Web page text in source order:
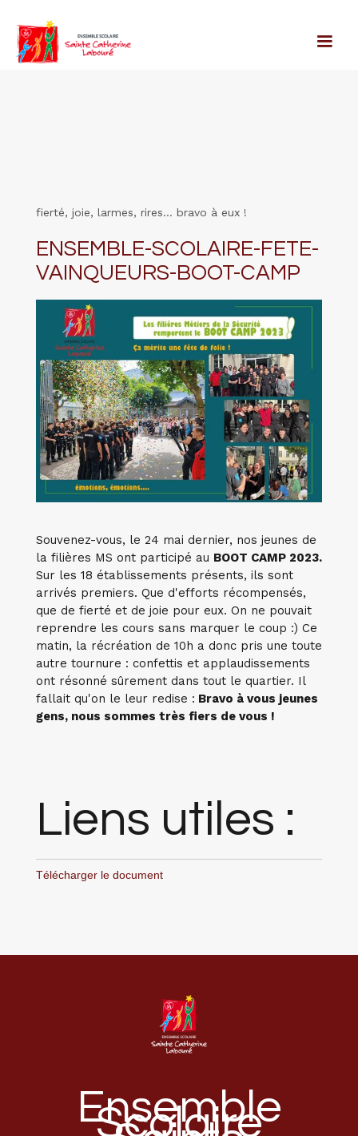
fierté, joie, larmes, rires... bravo à eux !
ENSEMBLE-SCOLAIRE-FETE-
VAINQUEURS-BOOT-CAMP
Souvenez-vous, le 24 mai dernier, nos jeunes de
la filières MS ont participé au BOOT CAMP 2023.
Sur les 18 établissements présents, ils sont
arrivés premiers. Que d'efforts récompensés,
que de fierté et de joie pour eux. On ne pouvait
reprendre les cours sans marquer le coup :) Ce
matin, la récréation de 10h a donc pris une toute
autre tournure : confettis et applaudissements
ont résonné sûrement dans tout le quartier. Il
fallait qu'on le leur redise : Bravo à vous jeunes
gens, nous sommes très fiers de vous !
Liens utiles :
Télécharger le document
Ensemble
Scolaire